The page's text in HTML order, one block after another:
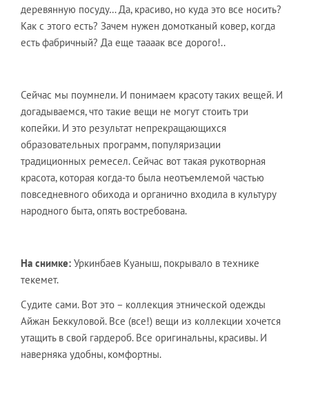
деревянную посуду… Да, красиво, но куда это все носить?
Как с этого есть? Зачем нужен домотканый ковер, когда
есть фабричный? Да еще таааак все дорого!..
Сейчас мы поумнели. И понимаем красоту таких вещей. И
догадываемся, что такие вещи не могут стоить три
копейки. И это результат непрекращающихся
образовательных программ, популяризации
традиционных ремесел. Сейчас вот такая рукотворная
красота, которая когда-то была неотъемлемой частью
повседневного обихода и органично входила в культуру
народного быта, опять востребована.
На снимке: Уркинбаев Куаныш, покрывало в технике
текемет.
Судите сами. Вот это – коллекция этнической одежды
Айжан Беккуловой. Все (все!) вещи из коллекции хочется
утащить в свой гардероб. Все оригинальны, красивы. И
наверняка удобны, комфортны.